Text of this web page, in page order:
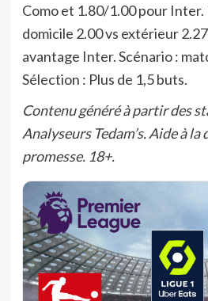
Como et 1.80/1.00 pour Inter.
domicile 2.00 vs extérieur
avantage Inter. Scénario :
Sélection : Plus de 1,5 buts.
Contenu généré à partir des
Analyseurs Tedam’s. Aide à la
promesse. 18+.